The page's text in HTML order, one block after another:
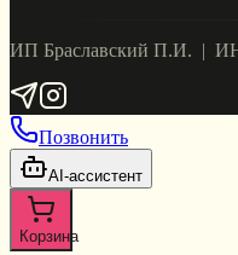
ИП Браславский П.И. |
Позвонить
AI-ассистент
Корзина